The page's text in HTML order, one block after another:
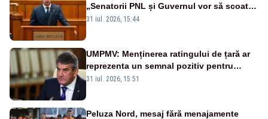
„Senatorii PNL și Guvernul vor să scoată
la vânzare bunuri publice pentru a stinge
31 iul. 2026, 15:44
UMPMV: Menținerea ratingului de țară ar
reprezenta un semnal pozitiv pentru
România. Autoritățile trebuie să continue
31 iul. 2026, 15:51
Peluza Nord, mesaj fără menajamente